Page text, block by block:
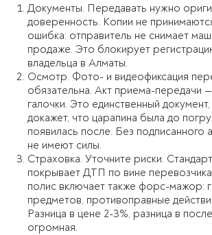
Документы. Передавать нужно
доверенность. Копии не
ошибка: отправитель не снимает
продаже. Это блокирует
владельца в Алматы.
Осмотр. Фото- и видеофиксация
обязательна. Акт приема-передачи
галочки. Это единственный
докажет, что царапина была до
появилась после. Без подписанного
не имеют силы.
Страховка. Уточните риски.
покрывает ДТП по вине
полис включает также форс-мажор:
предметов, противоправные
Разница в цене 2-3%, разница в
огромная.